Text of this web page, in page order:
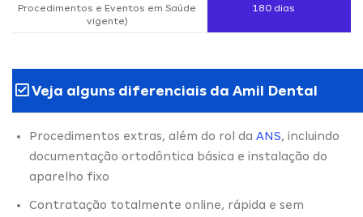
Procedimentos e Eventos em Saúde
vigente)
180 dias
Veja alguns diferenciais da Amil Dental
Procedimentos extras, além do rol da ANS, incluindo
documentação ortodôntica básica e instalação do
aparelho fixo
Contratação totalmente online, rápida e sem